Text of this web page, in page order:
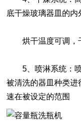
底干燥玻璃器皿的内
烘干温度可调，
5、喷淋系统：喷
被清洗的器皿种类
速在被设定的范围